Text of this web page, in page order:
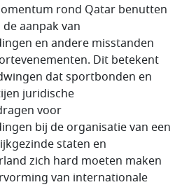
rond Qatar benutten
aanpak van
en andere misstanden
Dit betekent
dat sportbonden en
juridische
voor
bij de organisatie van een
staten en
zich hard moeten maken
van internationale